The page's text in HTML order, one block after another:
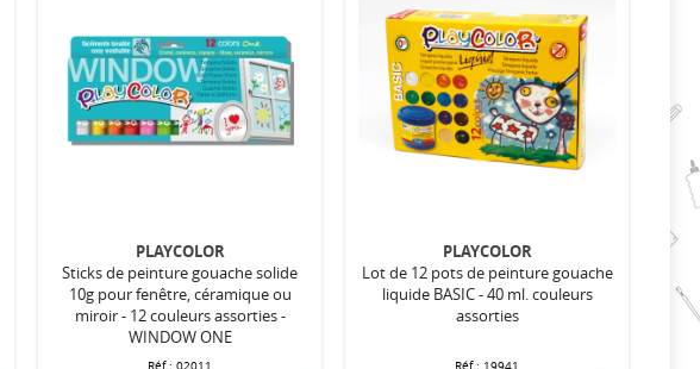
PLAYCOLOR
Sticks de peinture gouache solide
10g pour fenêtre, céramique ou
miroir - 12 couleurs assorties -
WINDOW ONE
Réf :02011
PLAYCOLOR
Lot de 12 pots de peinture gouache
liquide BASIC - 40 ml. couleurs
assorties
Réf : 19941